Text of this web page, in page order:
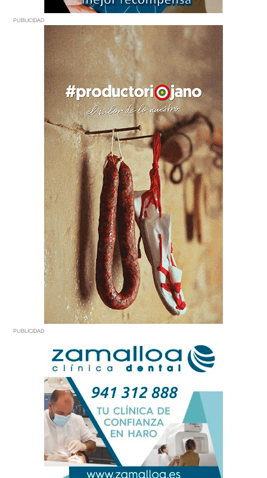
PUBLICIDAD
PUBLICIDAD